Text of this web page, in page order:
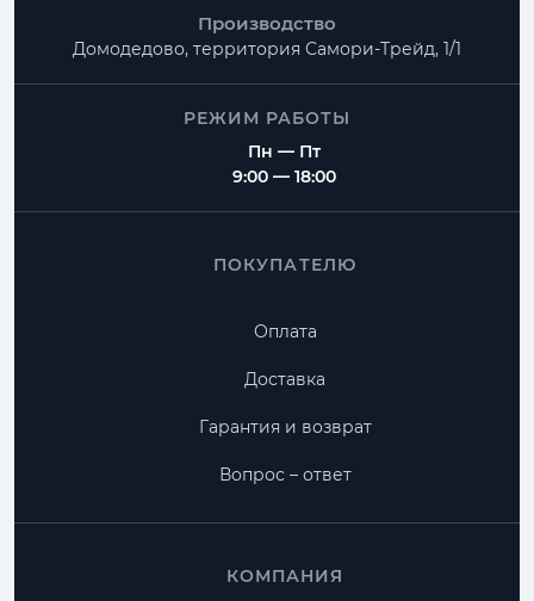
Производство
Домодедово, территория Самори-Трейд, 1/1
РЕЖИМ РАБОТЫ
Пн — Пт
9:00 — 18:00
ПОКУПАТЕЛЮ
Оплата
Доставка
Гарантия и возврат
Вопрос – ответ
КОМПАНИЯ